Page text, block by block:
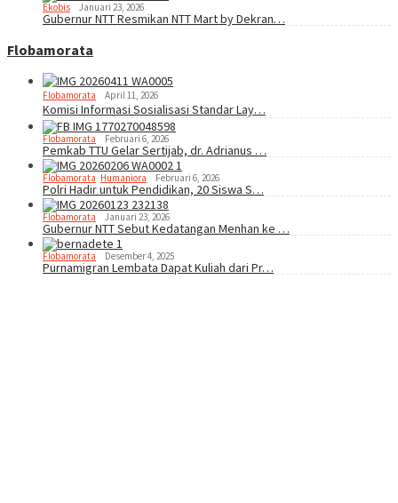
Ekobis Januari 23, 2026
Gubernur NTT Resmikan NTT Mart by Dekran…
Flobamorata
Flobamorata April 11, 2026
Komisi Informasi Sosialisasi Standar Lay…
Flobamorata Februari 6, 2026
Pemkab TTU Gelar Sertijab, dr. Adrianus …
Flobamorata Humaniora Februari 6, 2026
Polri Hadir untuk Pendidikan, 20 Siswa S…
Flobamorata Januari 23, 2026
Gubernur NTT Sebut Kedatangan Menhan ke …
Flobamorata Desember 4, 2025
Purnamigran Lembata Dapat Kuliah dari Pr…